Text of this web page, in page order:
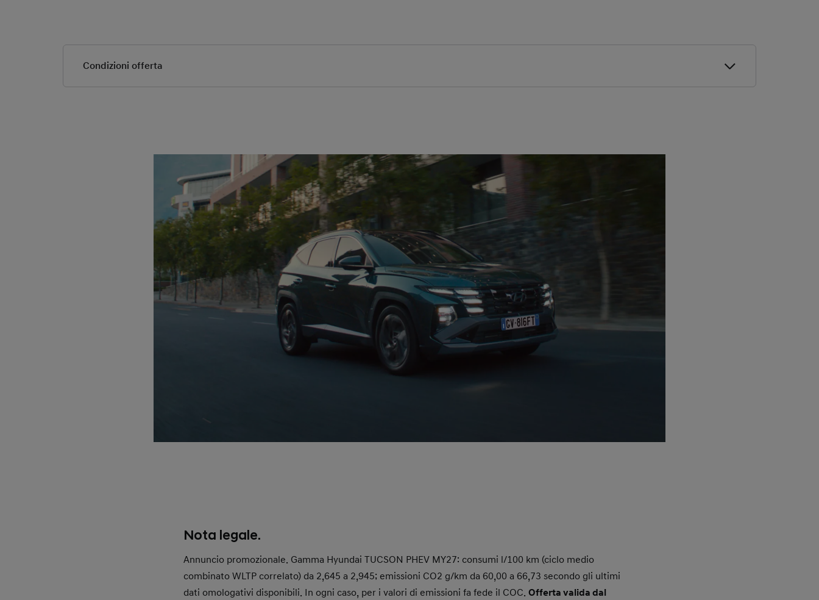
Condizioni offerta
Offerta riferita aHyundai TUCSON MY27 Business1.6 PHEV 2WD.
L’offerta Noleggio Hyundai Renting Privati si applica solo con noleggio a 48 Mesi e fino a 60.000 km, con anticipo di
€ 5.000 iva esclusa.
Nota legale.
Annuncio promozionale. Gamma Hyundai TUCSON PHEV MY27: consumi l/100 km (ciclo medio
combinato WLTP correlato) da 2,645 a 2,945; emissioni CO2 g/km da 60,00 a 66,73 secondo gli ultimi
dati omologativi disponibili. In ogni caso, per i valori di emissioni fa fede il COC.Offerta valida dal